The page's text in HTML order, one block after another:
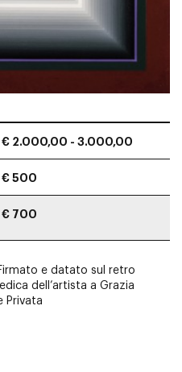
€ 2.000,00 - 3.000,00
€ 500
€ 700
e datato sul retro
dell’artista a Grazia
Privata